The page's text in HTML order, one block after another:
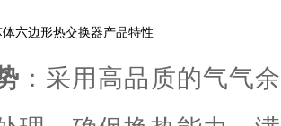
六边形热交换器产品特性
：采用高品质的气气